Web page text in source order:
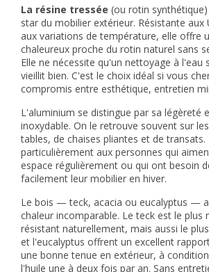
La résine tressée (ou rotin
star du mobilier extérieur. Résistante aux
aux variations de température, elle offre
chaleureux proche du rotin naturel sans
Elle ne nécessite qu'un nettoyage à l'eau
vieillit bien. C'est le choix idéal si vous
compromis entre esthétique, entretien
L'aluminium se distingue par sa légèreté
inoxydable. On le retrouve souvent sur
tables, de chaises pliantes et de
particulièrement aux personnes qui
espace régulièrement ou qui ont besoin
facilement leur mobilier en hiver.
Le bois — teck, acacia ou eucalyptus —
chaleur incomparable. Le teck est le plus
résistant naturellement, mais aussi le
et l'eucalyptus offrent un excellent
une bonne tenue en extérieur, à
l'huile une à deux fois par an. Sans